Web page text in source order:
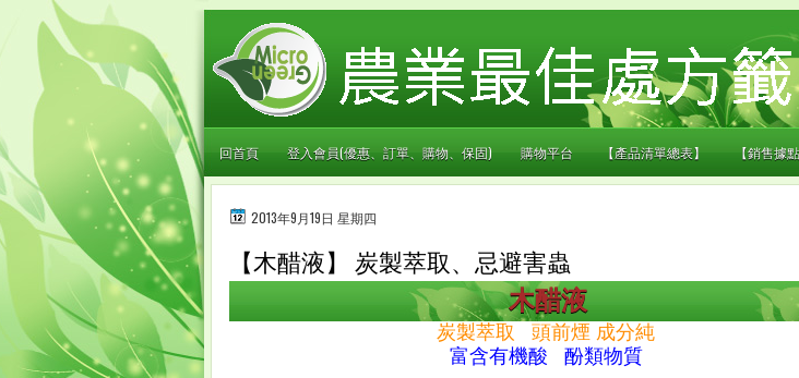
回首頁 登入會員(優惠、訂單、購物、保固) 購物平台 【產品清單總表】 【銷售據點
2013年9月19日 星期四
【木醋液】 炭製萃取、忌避害蟲
木醋液
炭製萃取 頭前煙 成分純
富含有機酸 酚類物質